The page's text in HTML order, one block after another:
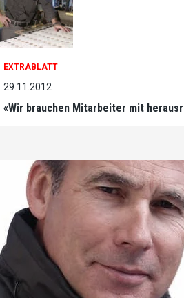
EXTRABLATT
29.11.2012
«Wir brauchen Mitarbeiter mit